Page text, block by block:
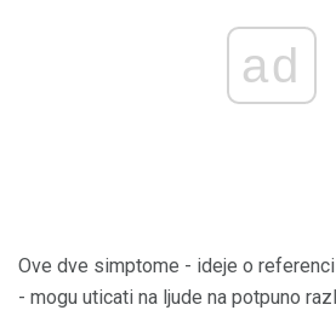
ad
Ove dve simptome - ideje o
- mogu uticati na ljude na potpuno